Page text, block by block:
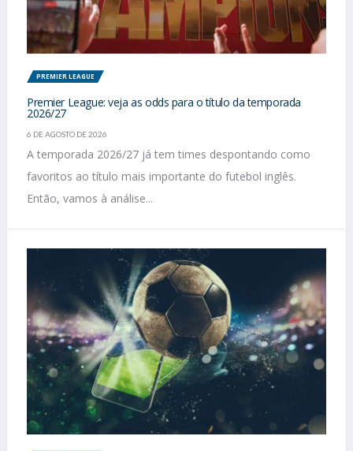
PREMIER LEAGUE
Premier League: veja as odds para o título da temporada
2026/27
6 DE AGOSTO DE 2026
A temporada 2026/27 já tem times despontando como
favoritos ao título mais importante do futebol inglês.
Então, vamos à análise...